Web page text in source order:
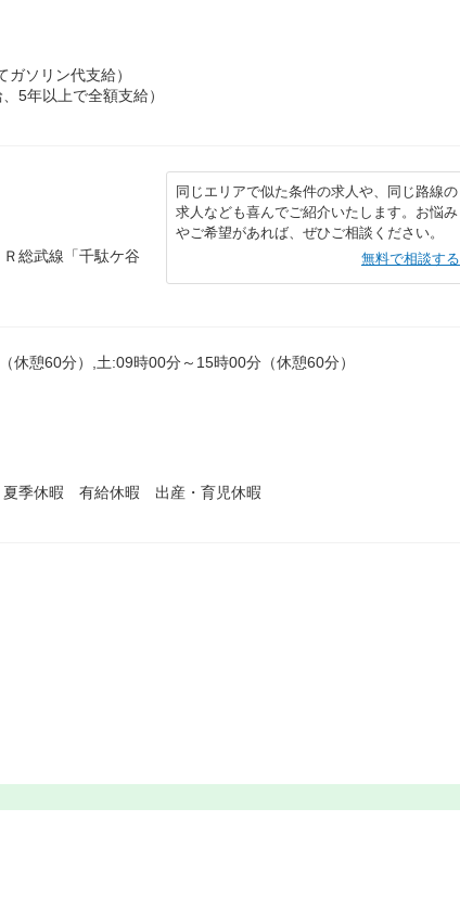
ソリン代支給）
5年以上で全額支給）
総武線「千駄ケ谷
同じエリアで似た条件の求人や、同じ路線の
求人なども喜んでご紹介いたします。お悩み
やご希望があれば、ぜひご相談ください。
無料で相談する
休憩60分）,土:09時00分～15時00分（休憩60分）
季休暇 有給休暇 出産・育児休暇